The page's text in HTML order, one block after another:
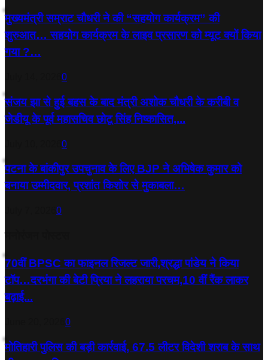
मुख्यमंत्री सम्राट चौधरी ने की “सहयोग कार्यक्रम” की
शुरुआत… सहयोग कार्यक्रम के लाइव प्रसारण को म्यूट क्यों किया
गया ?…
0
संजय झा से हुई बहस के बाद मंत्री अशोक चौधरी के करीबी व
जेडीयू के पूर्व महासचिव छोटू सिंह निष्कासित,...
0
पटना के बांकीपुर उपचुनाव के लिए BJP ने अभिषेक कुमार को
बनाया उम्मीदवार, प्रशांत किशोर से मुकाबला…
0
70वीं BPSC का फाइनल रिजल्ट जारी,श्रद्धा पांडेय ने किया
टॉप…दरभंगा की बेटी प्रिया ने लहराया परचम,10 वीं रैंक लाकर
बढ़ाई...
0
मोतिहारी पुलिस की बड़ी कार्रवाई, 67.5 लीटर विदेशी शराब के साथ